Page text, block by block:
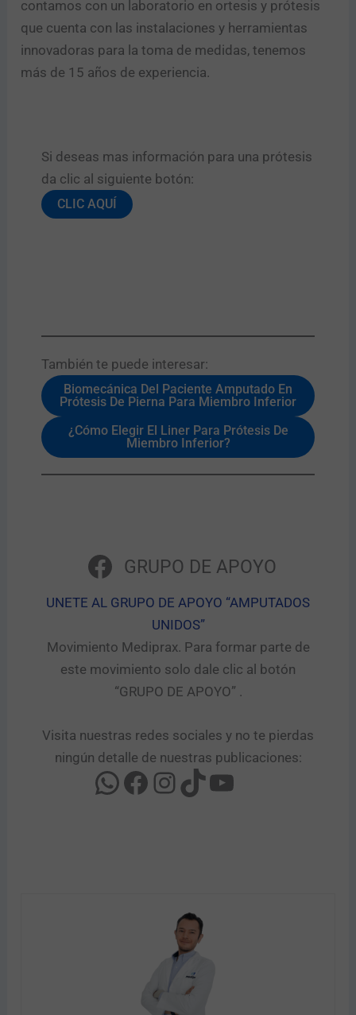
contamos con un laboratorio en ortesis y prótesis
que cuenta con las instalaciones y herramientas
innovadoras para la toma de medidas, tenemos
más de 15 años de experiencia.
Si deseas mas información para una prótesis
da clic al siguiente botón:​
CLIC AQUÍ
También te puede interesar:​
Biomecánica Del Paciente Amputado En
Prótesis De Pierna Para Miembro Inferior
¿Cómo Elegir El Liner Para Prótesis De
Miembro Inferior?
GRUPO DE APOYO
UNETE AL GRUPO DE APOYO “AMPUTADOS
UNIDOS”​
Movimiento Mediprax. Para formar parte de
este movimiento solo dale clic al botón
“GRUPO DE APOYO” .​
Visita nuestras redes sociales y no te pierdas
ningún detalle de nuestras publicaciones: